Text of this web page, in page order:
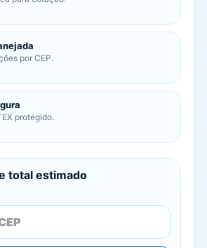
por CEP.
protegido.
total estimado